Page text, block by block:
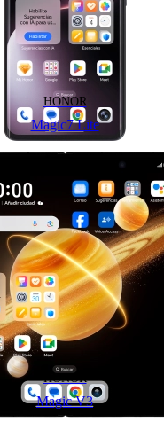
HONOR
Magic7 Lite
HONOR
Magic V3